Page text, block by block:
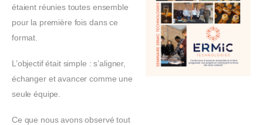
étaient réunies toutes ensemble
pour la première fois dans ce
format.
L’objectif était simple : s’aligner,
échanger et avancer comme une
seule équipe.
Ce que nous avons observé tout